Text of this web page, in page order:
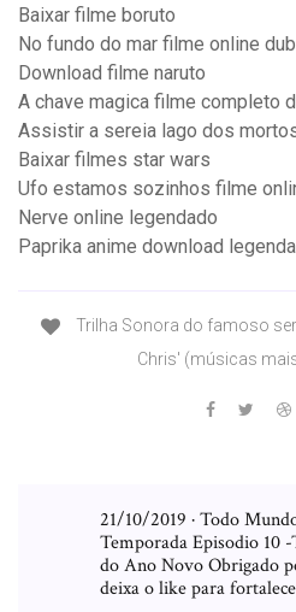
Baixar filme boruto
No fundo do mar filme online
Download filme naruto
A chave magica filme completo
Assistir a sereia lago dos
Baixar filmes star wars
Ufo estamos sozinhos filme
Nerve online legendado
Paprika anime download
Trilha Sonora do famoso
Chris' (músicas
21/10/2019 · Todo
Temporada Episodio 10
do Ano Novo Obrigado
deixa o like para